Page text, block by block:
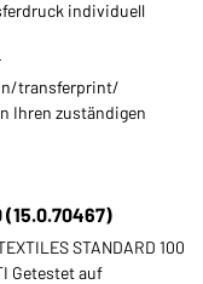
individuell
transferprint/
Ihren zuständigen
(15.0.70467)
STANDARD 100
Getestet auf